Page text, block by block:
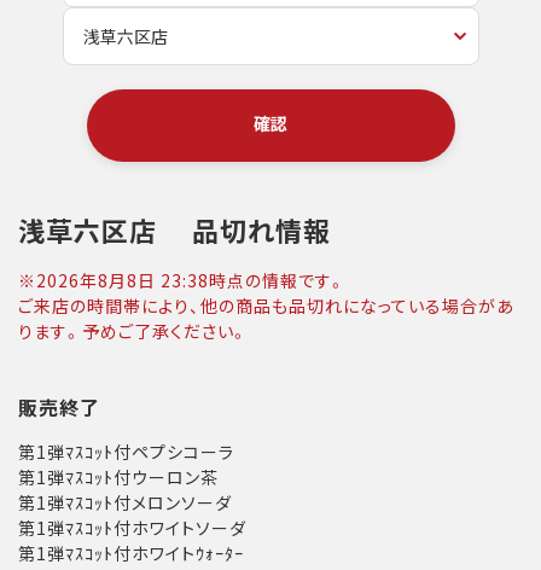
確認
浅草六区店 品切れ情報
※ 2026年8月8日 23:38時点の情報です。
ご来店の時間帯により、他の商品も品切れになっている場合があ
ります。予めご了承ください。
販売終了
第1弾ﾏｽｺｯﾄ付ペプシコーラ
第1弾ﾏｽｺｯﾄ付ウーロン茶
第1弾ﾏｽｺｯﾄ付メロンソーダ
第1弾ﾏｽｺｯﾄ付ホワイトソーダ
第1弾ﾏｽｺｯﾄ付ホワイトｳｫｰﾀｰ